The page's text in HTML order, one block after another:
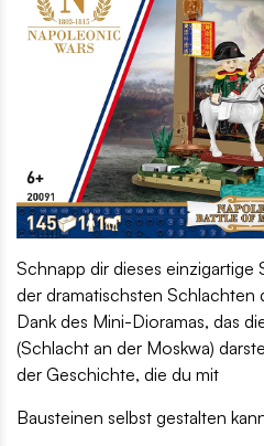
Schnapp dir dieses einzigartige
der dramatischsten Schlachten
Dank des Mini-Dioramas, das
(Schlacht an der Moskwa)
der Geschichte, die du mit
Bausteinen selbst gestalten